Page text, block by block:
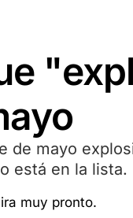
de mayo
está en la lista.